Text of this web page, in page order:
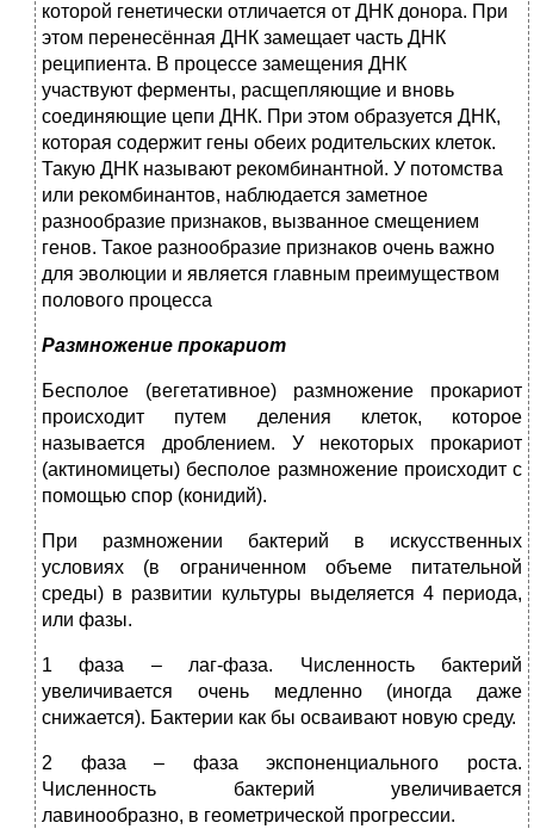
которой генетически отличается от ДНК донора. При
этом перенесённая ДНК замещает часть ДНК
реципиента. В процессе замещения ДНК
участвуют ферменты, расщепляющие и вновь
соединяющие цепи ДНК. При этом образуется ДНК,
которая содержит гены обеих родительских клеток.
Такую ДНК называют рекомбинантной. У потомства
или рекомбинантов, наблюдается заметное
разнообразие признаков, вызванное смещением
генов. Такое разнообразие признаков очень важно
для эволюции и является главным преимуществом
полового процесса
Размножение прокариот
Бесполое (вегетативное) размножение прокариот
происходит путем деления клеток, которое
называется дроблением. У некоторых прокариот
(актиномицеты) бесполое размножение происходит с
помощью спор (конидий).
При размножении бактерий в искусственных
условиях (в ограниченном объеме питательной
среды) в развитии культуры выделяется 4 периода,
или фазы.
1 фаза – лаг-фаза. Численность бактерий
увеличивается очень медленно (иногда даже
снижается). Бактерии как бы осваивают новую среду.
2 фаза – фаза экспоненциального роста.
Численность бактерий увеличивается
лавинообразно, в геометрической прогрессии.